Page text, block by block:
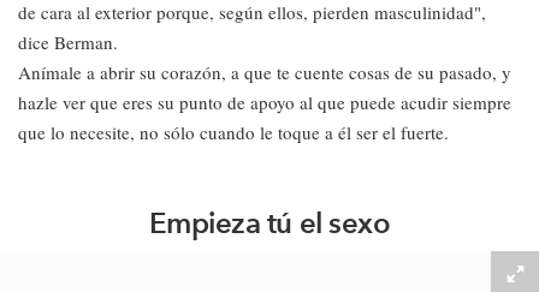
de cara al exterior porque, según ellos, pierden masculinidad",
dice Berman.
Anímale a abrir su corazón, a que te cuente cosas de su pasado, y
hazle ver que eres su punto de apoyo al que puede acudir siempre
que lo necesite, no sólo cuando le toque a él ser el fuerte.
Empieza tú el sexo